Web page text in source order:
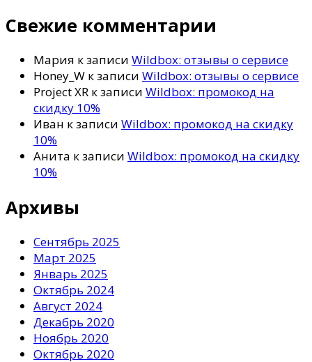
Свежие комментарии
Мария к записи Wildbox: отзывы о сервисе
Honey_W к записи Wildbox: отзывы о сервисе
Project XR к записи Wildbox: промокод на
скидку 10%
Иван к записи Wildbox: промокод на скидку
10%
Анита к записи Wildbox: промокод на скидку
10%
Архивы
Сентябрь 2025
Март 2025
Январь 2025
Октябрь 2024
Август 2024
Декабрь 2020
Ноябрь 2020
Октябрь 2020